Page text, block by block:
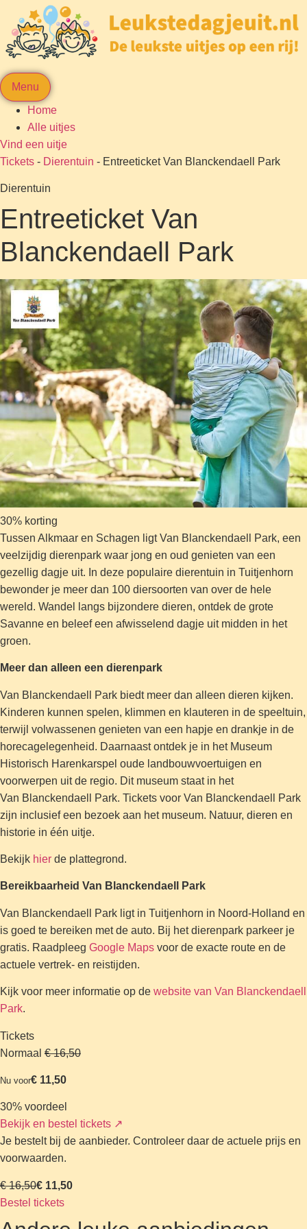
Menu
Home
Alle uitjes
Vind een uitje
Tickets - Dierentuin - Entreeticket Van Blanckendaell Park
Dierentuin
Entreeticket Van
Blanckendaell Park
30% korting
Tussen Alkmaar en Schagen ligt Van Blanckendaell Park, een
veelzijdig dierenpark waar jong en oud genieten van een
gezellig dagje uit. In deze populaire dierentuin in Tuitjenhorn
bewonder je meer dan 100 diersoorten van over de hele
wereld. Wandel langs bijzondere dieren, ontdek de grote
Savanne en beleef een afwisselend dagje uit midden in het
groen.
Meer dan alleen een dierenpark
Van Blanckendaell Park biedt meer dan alleen dieren kijken.
Kinderen kunnen spelen, klimmen en klauteren in de speeltuin,
terwijl volwassenen genieten van een hapje en drankje in de
horecagelegenheid. Daarnaast ontdek je in het Museum
Historisch Harenkarspel oude landbouwvoertuigen en
voorwerpen uit de regio. Dit museum staat in het
Van Blanckendaell Park. Tickets voor Van Blanckendaell Park
zijn inclusief een bezoek aan het museum. Natuur, dieren en
historie in één uitje.
Bekijk hier de plattegrond.
Bereikbaarheid Van Blanckendaell Park
Van Blanckendaell Park ligt in Tuitjenhorn in Noord-Holland en
is goed te bereiken met de auto. Bij het dierenpark parkeer je
gratis. Raadpleeg Google Maps voor de exacte route en de
actuele vertrek- en reistijden.
Kijk voor meer informatie op de website van Van Blanckendaell
Park.
Tickets
Normaal € 16,50
Nu voor€ 11,50
30% voordeel
Bekijk en bestel tickets ↗
Je bestelt bij de aanbieder. Controleer daar de actuele prijs en
voorwaarden.
€ 16,50€ 11,50
Bestel tickets